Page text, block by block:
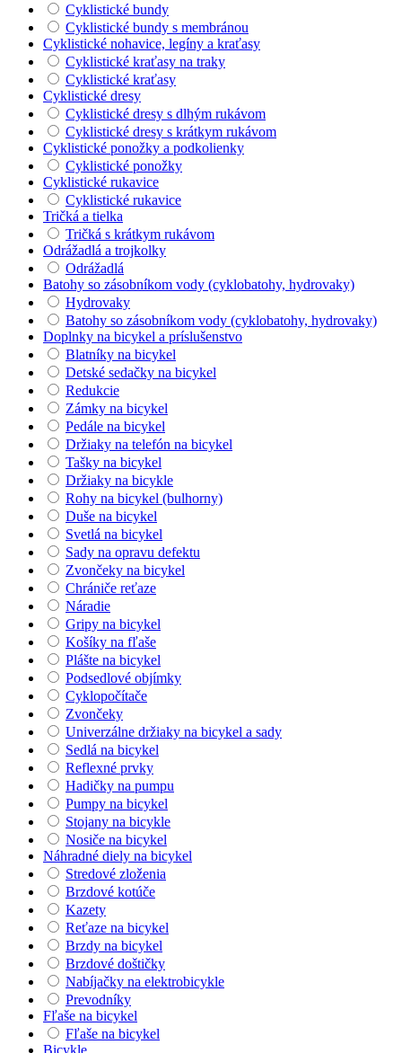
Cyklistické bundy
Cyklistické bundy s membránou
Cyklistické nohavice, legíny a kraťasy
Cyklistické kraťasy na traky
Cyklistické kraťasy
Cyklistické dresy
Cyklistické dresy s dlhým rukávom
Cyklistické dresy s krátkym rukávom
Cyklistické ponožky a podkolienky
Cyklistické ponožky
Cyklistické rukavice
Cyklistické rukavice
Tričká a tielka
Tričká s krátkym rukávom
Odrážadlá a trojkolky
Odrážadlá
Batohy so zásobníkom vody (cyklobatohy, hydrovaky)
Hydrovaky
Batohy so zásobníkom vody (cyklobatohy, hydrovaky)
Doplnky na bicykel a príslušenstvo
Blatníky na bicykel
Detské sedačky na bicykel
Redukcie
Zámky na bicykel
Pedále na bicykel
Držiaky na telefón na bicykel
Tašky na bicykel
Držiaky na bicykle
Rohy na bicykel (bulhorny)
Duše na bicykel
Svetlá na bicykel
Sady na opravu defektu
Zvončeky na bicykel
Chrániče reťaze
Náradie
Gripy na bicykel
Košíky na fľaše
Plášte na bicykel
Podsedlové objímky
Cyklopočítače
Zvončeky
Univerzálne držiaky na bicykel a sady
Sedlá na bicykel
Reflexné prvky
Hadičky na pumpu
Pumpy na bicykel
Stojany na bicykle
Nosiče na bicykel
Náhradné diely na bicykel
Stredové zloženia
Brzdové kotúče
Kazety
Reťaze na bicykel
Brzdy na bicykel
Brzdové doštičky
Nabíjačky na elektrobicykle
Prevodníky
Fľaše na bicykel
Fľaše na bicykel
Bicykle